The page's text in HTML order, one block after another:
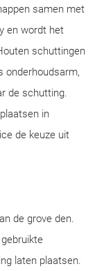
samen met
en wordt het
schuttingen
onderhoudsarm,
de schutting.
in
de keuze uit
de grove den.
laten plaatsen.